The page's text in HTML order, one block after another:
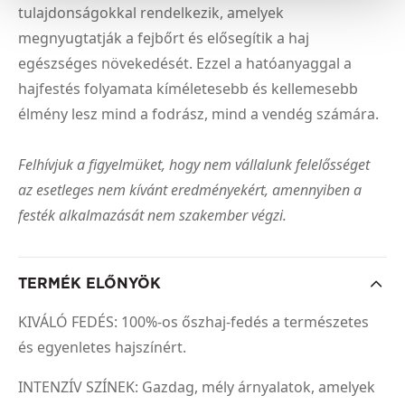
tulajdonságokkal rendelkezik, amelyek
megnyugtatják a fejbőrt és elősegítik a haj
egészséges növekedését. Ezzel a hatóanyaggal a
hajfestés folyamata kíméletesebb és kellemesebb
élmény lesz mind a fodrász, mind a vendég számára.
Felhívjuk a figyelmüket, hogy nem vállalunk felelősséget
az esetleges nem kívánt eredményekért, amennyiben a
festék alkalmazását nem szakember végzi.
TERMÉK ELŐNYÖK
KIVÁLÓ FEDÉS: 100%-os őszhaj-fedés a természetes
és egyenletes hajszínért.
INTENZÍV SZÍNEK: Gazdag, mély árnyalatok, amelyek